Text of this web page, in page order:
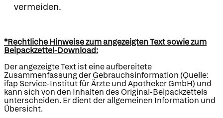
vermeiden.
*Rechtliche Hinweise zum angezeigten Text sowie zum
Beipackzettel-Download:
Der angezeigte Text ist eine aufbereitete
Zusammenfassung der Gebrauchsinformation (Quelle:
ifap Service-Institut für Ärzte und Apotheker GmbH) und
kann sich von den Inhalten des Original-Beipackzettels
unterscheiden. Er dient der allgemeinen Information und
Übersicht.